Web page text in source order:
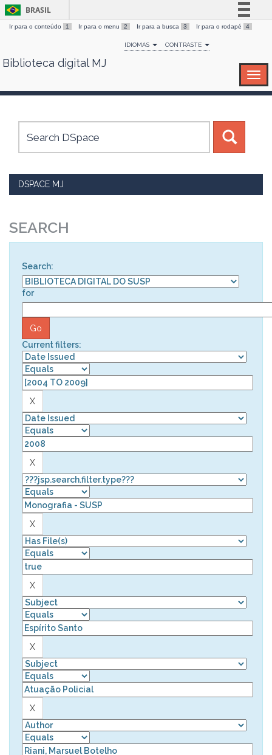
Skip
BRASIL
Simplifique!
Comunica BR
Canais
Ir para o conteúdo 1 Ir para o menu 2 Ir para a busca 3 Ir para o rodapé 4
IDIOMAS CONTRASTE
Biblioteca digital MJ
DSPACE MJ
SEARCH
Search:
for
Current filters: